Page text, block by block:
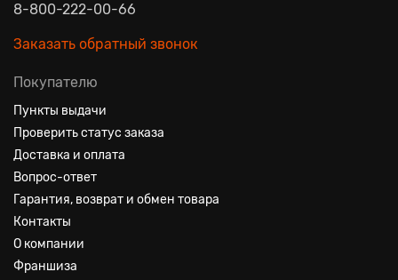
8-800-222-00-66
Заказать обратный звонок
Покупателю
Пункты выдачи
Проверить статус заказа
Доставка и оплата
Вопрос-ответ
Гарантия, возврат и обмен товара
Контакты
О компании
Франшиза